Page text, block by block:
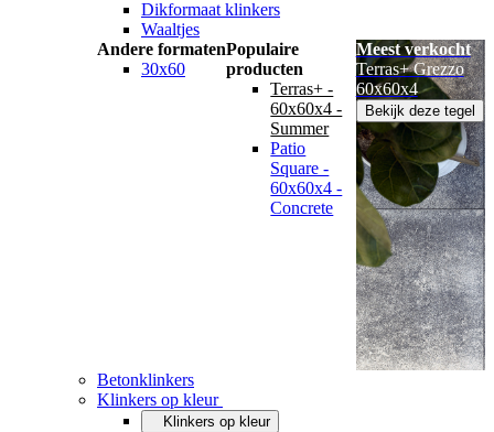
Dikformaat klinkers
Waaltjes
Andere formaten
30x60
Populaire
producten
Terras+ -
60x60x4 -
Summer
Patio
Square -
60x60x4 -
Concrete
Meest verkocht
Terras+ Grezzo
60x60x4
Bekijk deze tegel
Betonklinkers
Klinkers op kleur
Klinkers op kleur